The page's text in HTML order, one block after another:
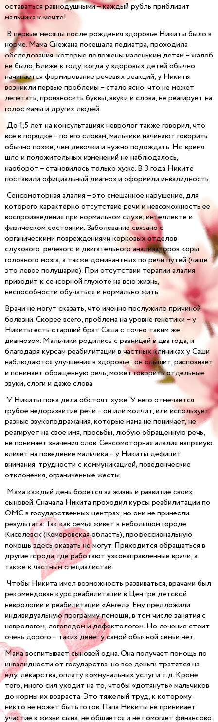
оставаться равнодушными – каждый рубль приблизит
мальчика к мечте!
В первые месяцы после рождения здоровье Никиты было в
норме. Мама Снежана посещала педиатра, проходила
обследования, которые положены маленьким детям – жалоб
не было. Ближе к году, когда у здоровых детей обычно
начинается формирование речевых реакций, у Никиты
возникли первые проблемы – стало ясно, что не может
лепетать, произносить буквы, звуки и слова, не реагирует на
голос мамы и других людей.
До 1,5 лет на консультациях невролог также говорил, что
все в порядке – по его словам, мальчики начинают говорить
обычно позже, чем девочки и нужно подождать. Но время
шло и положительных изменений не наблюдалось,
наоборот – становилось только хуже. В 3 года Никите
поставили официальный диагноз и оформили инвалидность.
Сенсомоторная алалия – это смешанное нарушение, для
которого характерно отсутствие речи и невозможность ее
воспроизведения при нормальном слухе, интеллекте и
физическом состоянии. Заболевание связано с
органическими повреждениями корковых отделов
слухового, речевого и двигательного анализаторов коры
головного мозга, а также доминантных по речи путей (чаще
это левое полушарие). При отсутствии терапии алалия
приводит к сенсорной глухоте на всю жизнь,
неспособности обучаться и нормально жить.
Врачи не могут сказать, что именно послужило причиной
болезни. Скорее всего, проблема на уровне генетики – у
Никиты есть старший брат Саша с точно таким же
диагнозом. Мальчики родились с разницей в два года, и
благодаря курсам реабилитации в частных клиниках у Саши
наблюдаются улучшения в здоровье: он слышит, распознает
и понимает обращенную речь, может говорить отдельные
звуки, слоги и даже слова.
У Никиты пока дела обстоят хуже. У него отмечается
грубое недоразвитие речи – он или молчит, или использует
разные звукоподражания, которые мама не понимает, не
реагирует на свое имя, просьбы, любую обращенную речь,
не понимает значения слов. Сенсомоторная алалия напрямую
влияет на поведение мальчика – у Никиты дефицит
внимания, трудности с коммуникацией, поведенческие
отклонения, ограниченные жесты.
Мама каждый день борется за жизнь и развитие своих
сыновей. Сначала Никита проходил курсы реабилитации по
ОМС в государственных центрах, но они не принесли
результата. Так как семья живет в небольшом городе
Киселевск (Кемеровская область), профессиональную
помощь здесь оказать не могут. Приходится обращаться в
другие города, где работают узконаправленные врачи, а
также к частным специалистам.
Чтобы Никита имел возможность развиваться, врачами был
рекомендован курс реабилитации в Центре детской
неврологии и реабилитации «Ангел». Ему предложили
индивидуальную программу помощи, в том числе занятия с
неврологом, логопедом и дефектологом. Но лечение стоит
очень дорого – таких денег у самой обычной семьи нет.
Мама воспитывает сыновей одна. Она получает помощь по
инвалидности от государства, но все деньги тратятся на
еду, лекарства, оплату коммунальных услуг и т.д. Кроме
того, много сил уходит на то, чтобы «дотянуть» мальчиков
до нормы их возраста. Это тяжелый труд, к которому
никто не может быть готов. Папа Никиты не принимает
участие в жизни сына, не общается и не помогает финансово.